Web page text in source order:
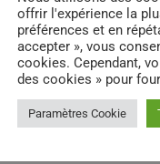
offrir l'expérience la
préférences et en
accepter », vous
cookies. Cependant,
des cookies » pour
Paramètres Cookie